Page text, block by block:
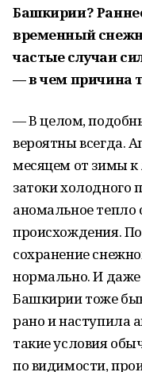
Башкирии?
временный
частые случаи
— в чем причина
—В целом,
вероятны всегда.
месяцем от зимы
затоки холодного
аномальное тепло
происхождения.
сохранение
нормально. И даже
Башкирии тоже
рано и наступила
такие условия
по видимости,